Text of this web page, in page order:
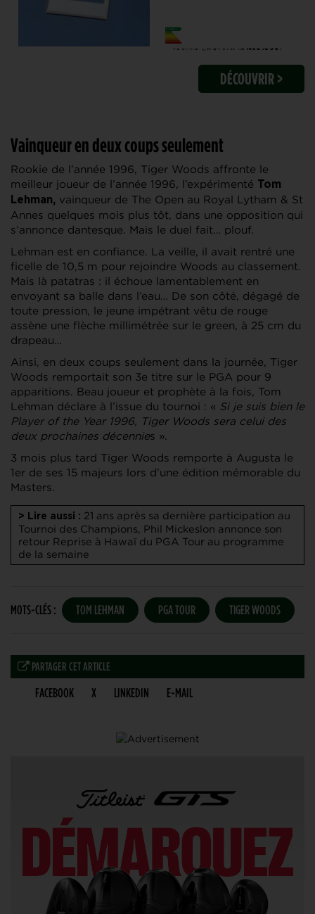
DÉCOUVRIR >
Vainqueur en deux coups seulement
Rookie de l’année 1996, Tiger Woods affronte le
meilleur joueur de l’année 1996, l’expérimenté
Tom
Lehman, vainqueur de The Open au Royal Lytham & St
Annes quelques mois plus tôt, dans une opposition qui
s’annonce dantesque. Mais le duel fait… plouf.
Lehman est en confiance. La veille, il avait rentré une
ficelle de 10,5 m pour rejoindre Woods au classement.
Mais là patatras : il échoue lamentablement en
envoyant sa balle dans l’eau… De son côté, dégagé de
toute pression, le jeune impétrant vêtu de rouge
assène une flèche millimétrée sur le green, à 25 cm du
drapeau…
Ainsi, en deux coups seulement dans la journée, Tiger
Woods remportait son 3e titre sur le PGA pour 9
apparitions. Beau joueur et prophète à la fois, Tom
Lehman déclare à l’issue du tournoi : « Si je suis bien le
Player of the Year 1996, Tiger Woods sera celui des
deux prochaines décennies ».
3 mois plus tard Tiger Woods remporte à Augusta le
1er de ses 15 majeurs lors d’une édition mémorable du
Masters.
> Lire aussi : 21 ans après sa dernière participation au
Tournoi des Champions, Phil Mickeslon annonce son
retour Reprise à Hawaï du PGA Tour au programme
de la semaine
MOTS-CLÉS : TOM LEHMAN PGA TOUR TIGER WOODS
PARTAGER CET ARTICLE
FACEBOOK X LINKEDIN E-MAIL